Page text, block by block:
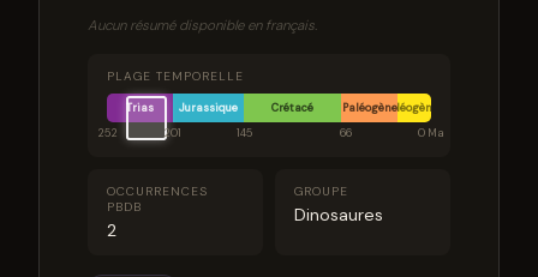
Aucun résumé disponible en français.
PLAGE TEMPORELLE
Trias Jurassique Crétacé PaléogèneNéogène
252
201 145 66 0 Ma
OCCURRENCES
PBDB
2
GROUPE
Dinosaures